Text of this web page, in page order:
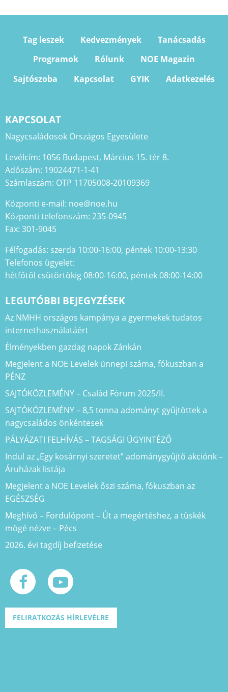
Tag leszek Kedvezmények
Tanácsadás
Programok
Rólunk
NOE Magazin
Sajtószoba
Kapcsolat GYIK Adatkezelés
KAPCSOLAT
Nagycsaládosok Országos Egyesülete
Levélcím: 1056 Budapest, Március 15. tér 8.
Adószám: 19024471-1-41
Számlaszám: OTP 11705008-20109369
Központi e-mail: noe@noe.hu
Központi telefonszám: 235-0945
Fax: 301-9045
Félfogadás: szerda 10:00-16:00, péntek 10:00-13:30
Telefonos ügyelet:
hétfőtől csütörtökig 08:00-16:00, péntek 08:00-14:00
LEGUTÓBBI BEJEGYZÉSEK
Az NMHH országos kampánya a gyermekek tudatos
internethasználatáért
Élményekben gazdag napok Zánkán
Megjelent a NOE Levelek ünnepi száma, fókuszban a
PÉNZ
SAJTÓKÖZLEMÉNY – Család Fórum 2025/II.
SAJTÓKÖZLEMÉNY – 8,5 tonna adományt gyűjtöttek a
nagycsaládos önkéntesek
PÁLYÁZATI FELHÍVÁS – TAGSÁGI ÜGYINTÉZŐ
Indul az „Egy kosárnyi szeretet” adománygyűjtő akciónk –
Áruházak listája
Megjelent a NOE Levelek őszi száma, fókuszban az
EGÉSZSÉG
Meghívó – Fordulópont – Út a megértéshez, a tüskék
mögé nézve – Pécs
2026. évi tagdíj befizetése
FELIRATKOZÁS HÍRLEVÉLRE